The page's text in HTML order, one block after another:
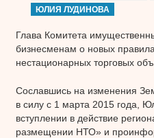
ЮЛИЯ ЛУДИНОВА
Глава Комитета
бизнесменам о новых
нестационарных торговых
Сославшись на изменения
в силу с 1 марта 2015 года,
вступлении в действие
размещении НТО» и